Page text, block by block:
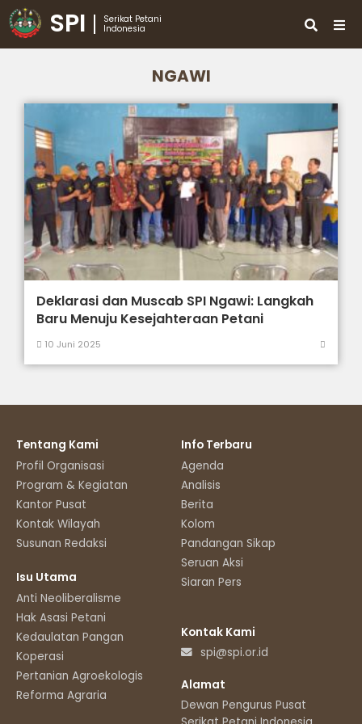
SPI
Serikat Petani
Indonesia
NGAWI
Deklarasi dan Muscab SPI Ngawi: Langkah
Baru Menuju Kesejahteraan Petani
10 Juni 2025
Tentang Kami
Profil Organisasi
Program & Kegiatan
Kantor Pusat
Kontak Wilayah
Susunan Redaksi
Isu Utama
Anti Neoliberalisme
Hak Asasi Petani
Kedaulatan Pangan
Koperasi
Pertanian Agroekologis
Reforma Agraria
Info Terbaru
Agenda
Analisis
Berita
Kolom
Pandangan Sikap
Seruan Aksi
Siaran Pers
Kontak Kami
spi@spi.or.id
Alamat
Dewan Pengurus Pusat